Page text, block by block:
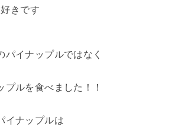
好きです
パイナップルではなく
プルを食べました！！
イナップルは